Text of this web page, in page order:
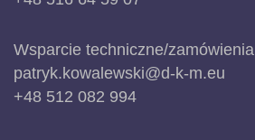
Wsparcie techniczne/zamówienia
patryk.kowalewski@d-k-m.eu
+48 512 082 994